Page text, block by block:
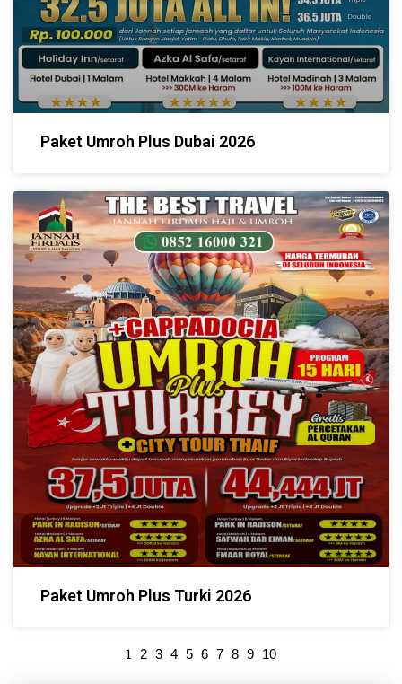
Paket Umroh Plus Dubai 2026
Paket Umroh Plus Turki 2026
1 2 3 4 5 6 7 8 9 10